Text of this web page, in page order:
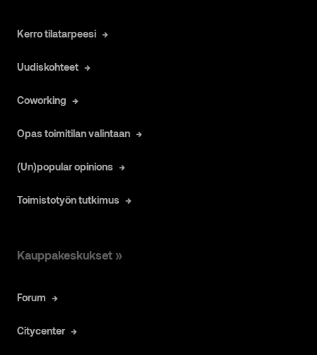
Kerro tilatarpeesi
Uudiskohteet
Coworking
Opas toimitilan valintaan
(Un)popular opinions
Toimistotyön tutkimus
Kauppakeskukset »
Forum
Citycenter